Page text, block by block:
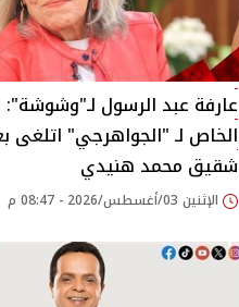
عارفة عبد الرسول
الخاص لـ "الجواهرجي" اتلغى
شقيق محمد هنيدي
الإثنين 03/أغسطس/2026 - 08:47 م